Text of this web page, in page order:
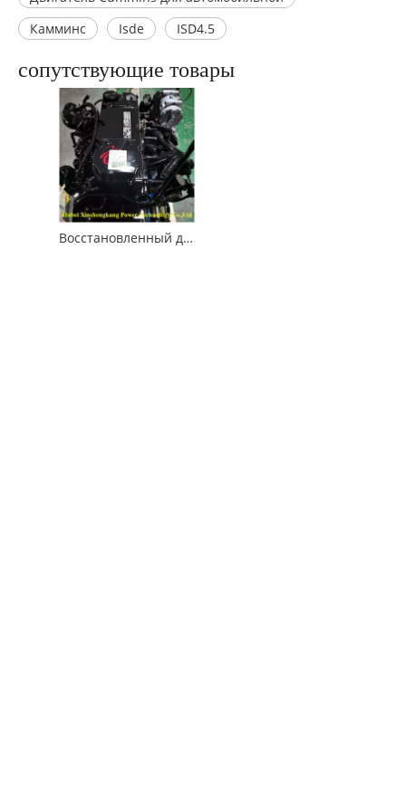
Камминс
Isde ISD4.5
сопутствующие товары
Восстановленный двигатель Cummins ISD4.5 для автомобильной